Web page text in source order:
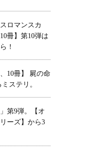
ロマンスカ
冊】第10弾は
！
10冊】 屍の命
ステリ。
第9弾。【オ
ーズ】から3